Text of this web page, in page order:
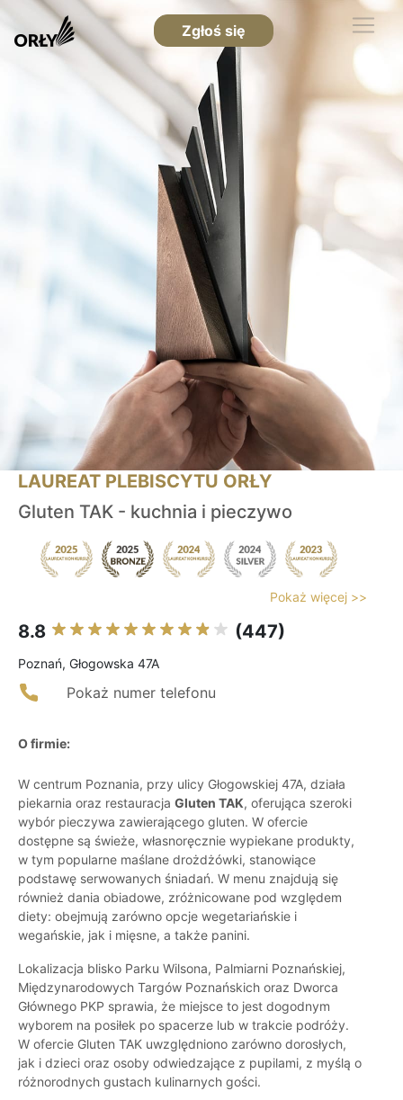
Zgłoś się
LAUREAT PLEBISCYTU ORŁY
Gluten TAK - kuchnia i pieczywo
Pokaż więcej >>
8.8 (447)
Poznań, Głogowska 47A
Pokaż numer telefonu
O firmie:
W centrum Poznania, przy ulicy Głogowskiej 47A, działa
piekarnia oraz restauracja Gluten TAK, oferująca szeroki
wybór pieczywa zawierającego gluten. W ofercie
dostępne są świeże, własnoręcznie wypiekane produkty,
w tym popularne maślane drożdżówki, stanowiące
podstawę serwowanych śniadań. W menu znajdują się
również dania obiadowe, zróżnicowane pod względem
diety: obejmują zarówno opcje wegetariańskie i
wegańskie, jak i mięsne, a także panini.
Lokalizacja blisko Parku Wilsona, Palmiarni Poznańskiej,
Międzynarodowych Targów Poznańskich oraz Dworca
Głównego PKP sprawia, że miejsce to jest dogodnym
wyborem na posiłek po spacerze lub w trakcie podróży.
W ofercie Gluten TAK uwzględniono zarówno dorosłych,
jak i dzieci oraz osoby odwiedzające z pupilami, z myślą o
różnorodnych gustach kulinarnych gości.